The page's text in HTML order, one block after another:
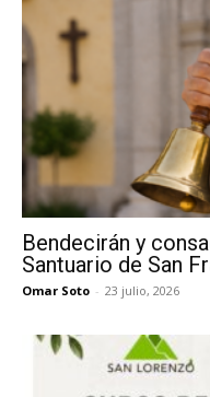
Bendecirán y
Santuario de San
Omar Soto - 23 julio, 2026